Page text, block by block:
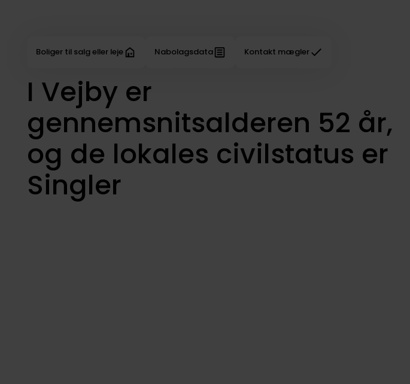
Boliger til salg eller leje Nabolagsdata Kontakt mægler
I Vejby er
gennemsnitsalderen 52 år,
og de lokales civilstatus er
Singler